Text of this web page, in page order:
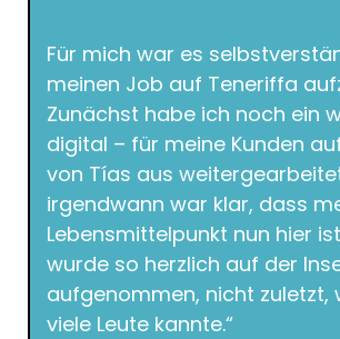
Für mich war es
meinen Job auf Teneriffa
Zunächst habe ich noch ein
digital – für meine Kunden
von Tías aus
irgendwann war klar, dass
Lebensmittelpunkt nun hier
wurde so herzlich auf der
aufgenommen, nicht zuletzt,
viele Leute kannte.“